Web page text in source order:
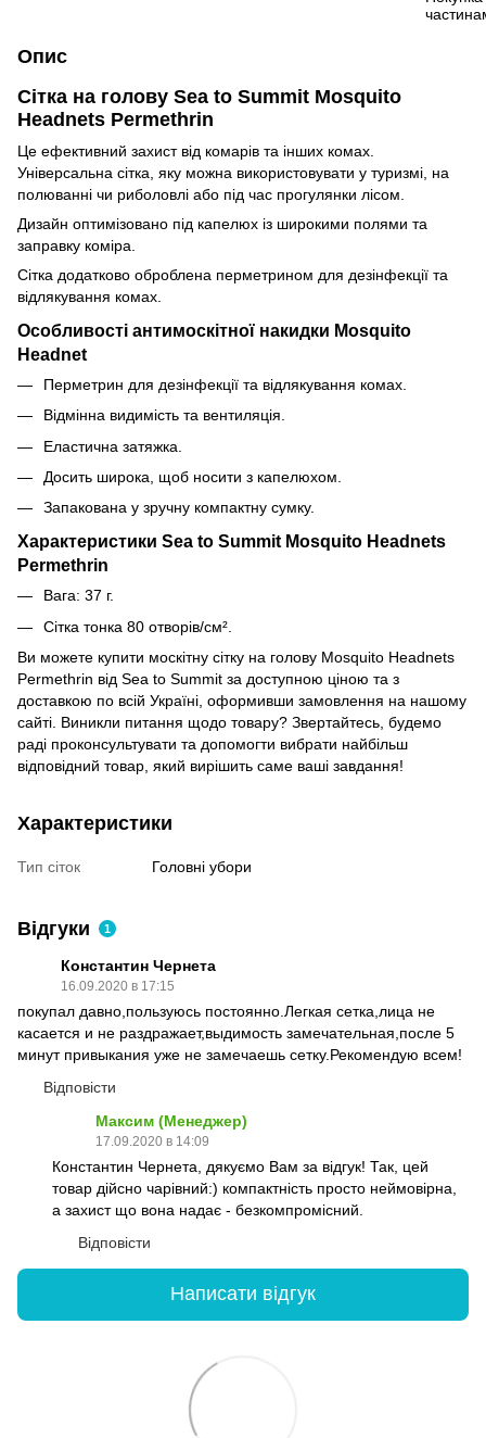
Опис
Сітка на голову Sea to Summit Mosquito
Headnets Permethrin
Це ефективний захист від комарів та інших комах.
Універсальна сітка, яку можна використовувати у туризмі, на
полюванні чи риболовлі або під час прогулянки лісом.
Дизайн оптимізовано під капелюх із широкими полями та
заправку коміра.
Сітка додатково оброблена перметрином для дезінфекції та
відлякування комах.
Особливості антимоскітної накидки Mosquito
Headnet
Перметрин для дезінфекції та відлякування комах.
Відмінна видимість та вентиляція.
Еластична затяжка.
Досить широка, щоб носити з капелюхом.
Запакована у зручну компактну сумку.
Характеристики Sea to Summit Mosquito Headnets
Permethrin
Вага: 37 г.
Сітка тонка 80 отворів/см².
Ви можете купити москітну сітку на голову Mosquito Headnets
Permethrin від Sea to Summit за доступною ціною та з
доставкою по всій Україні, оформивши замовлення на нашому
сайті. Виникли питання щодо товару? Звертайтесь, будемо
раді проконсультувати та допомогти вибрати найбільш
відповідний товар, який вирішить саме ваші завдання!
Характеристики
Тип сіток Головні убори
Відгуки 1
Константин Чернета
16.09.2020 в 17:15
покупал давно,пользуюсь постоянно.Легкая сетка,лица не
касается и не раздражает,выдимость замечательная,после 5
минут привыкания уже не замечаешь сетку.Рекомендую всем!
Відповісти
Максим (Менеджер)
17.09.2020 в 14:09
Константин Чернета, дякуємо Вам за відгук! Так, цей
товар дійсно чарівний:) компактність просто неймовірна,
а захист що вона надає - безкомпромісний.
Відповісти
Написати відгук